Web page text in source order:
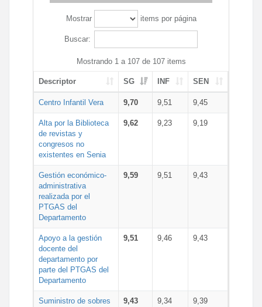
Mostrar items por página
Buscar:
Mostrando 1 a 107 de 107 items
Descriptor SG INF SEN
Centro Infantil Vera 9,70 9,51 9,45
Alta por la Biblioteca
de revistas y
congresos no
existentes en Senia
9,62 9,23 9,19
Gestión económico-
administrativa
realizada por el
PTGAS del
Departamento
9,59 9,51 9,43
Apoyo a la gestión
docente del
departamento por
parte del PTGAS del
Departamento
9,51 9,46 9,43
Suministro de sobres
9,43 9,34 9,39